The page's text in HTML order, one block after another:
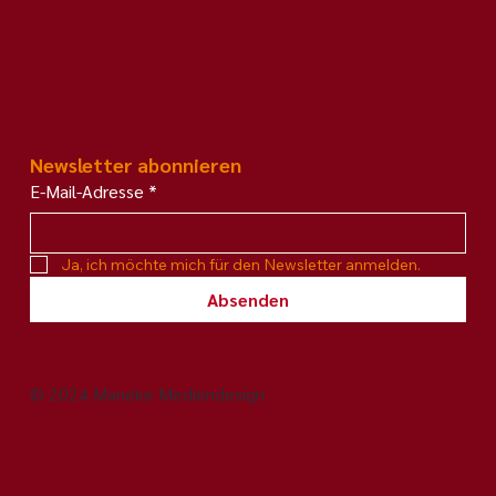
Newsletter abonnieren
E-Mail-Adresse *
Ja, ich möchte mich für den Newsletter anmelden.
Absenden
© 2024 Maneke Mediendesign